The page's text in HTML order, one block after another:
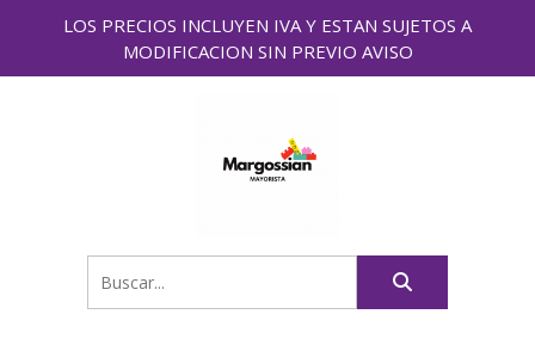
LOS PRECIOS INCLUYEN IVA Y ESTAN SUJETOS A
MODIFICACION SIN PREVIO AVISO